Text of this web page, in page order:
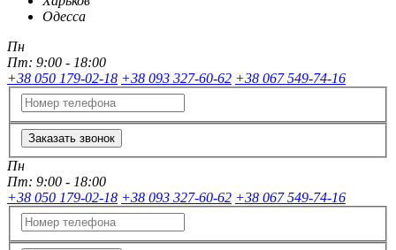
Одесса
Пн
Пт: 9:00 - 18:00
+38 050 179-02-18 +38 093 327-60-62 +38 067 549-74-16
Заказать звонок
Пн
Пт: 9:00 - 18:00
+38 050 179-02-18 +38 093 327-60-62 +38 067 549-74-16